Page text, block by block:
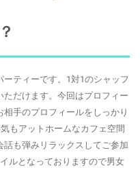
ティーです。1対1のシャッフ
だけます。今回はプロフィー
手のプロフィールをしっかり
もアットホームなカフェ空間
も弾みリラックスしてご参加
ルとなっておりますので男女